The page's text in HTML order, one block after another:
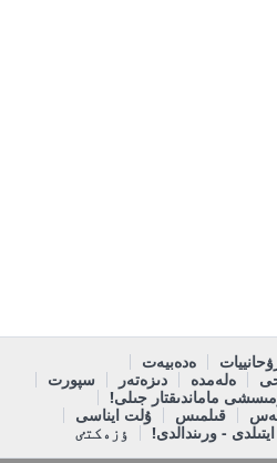
ەدەبيەت
ەلەمدە دىزەتەر
سپورت
ماماندىقتار جىلى!
قىلمىس
ۇلت ايناسى
ايتىلدى - ورىندالدى! ٶزەكتٸ